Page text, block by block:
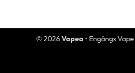
© 2026Vapea • Engångs